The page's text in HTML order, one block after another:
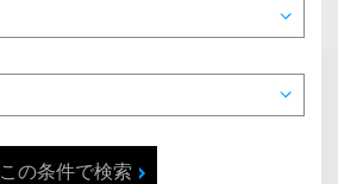
この条件で検索